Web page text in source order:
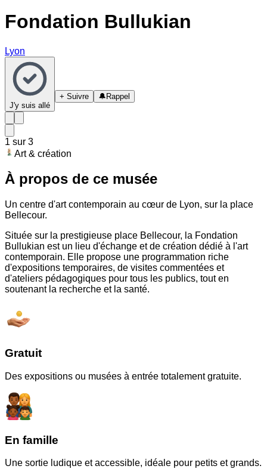
Fondation Bullukian
Lyon
J'y suis allé
+ Suivre 🔔Rappel
1 sur 3
Art & création
À propos de ce musée
Un centre d'art contemporain au cœur de Lyon, sur la place
Bellecour.
Située sur la prestigieuse place Bellecour, la Fondation
Bullukian est un lieu d'échange et de création dédié à l'art
contemporain. Elle propose une programmation riche
d'expositions temporaires, de visites commentées et
d'ateliers pédagogiques pour tous les publics, tout en
soutenant la recherche et la santé.
Gratuit
Des expositions ou musées à entrée totalement gratuite.
En famille
Une sortie ludique et accessible, idéale pour petits et grands.